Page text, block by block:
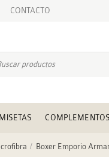
CONTACTO
COMPLEMENTOS
Boxer Emporio